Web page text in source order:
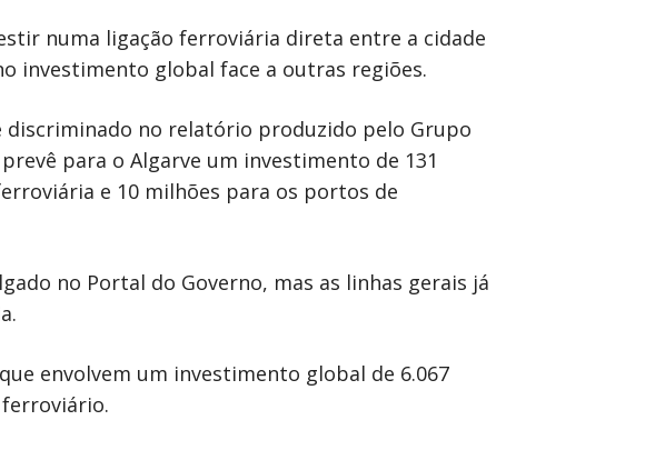
numa ligação ferroviária direta entre a cidade
investimento global face a outras regiões.
no relatório produzido pelo Grupo
para o Algarve um investimento de 131
e 10 milhões para os portos de
no Portal do Governo, mas as linhas gerais já
envolvem um investimento global de 6.067